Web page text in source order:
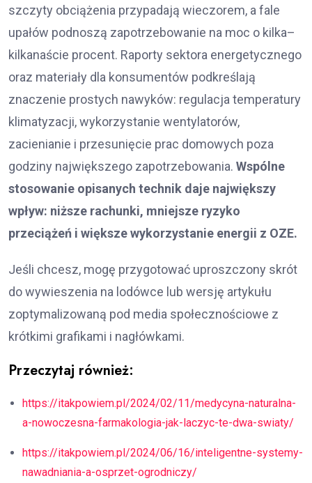
szczyty obciążenia przypadają wieczorem, a fale
upałów podnoszą zapotrzebowanie na moc o kilka–
kilkanaście procent. Raporty sektora energetycznego
oraz materiały dla konsumentów podkreślają
znaczenie prostych nawyków: regulacja temperatury
klimatyzacji, wykorzystanie wentylatorów,
zacienianie i przesunięcie prac domowych poza
godziny największego zapotrzebowania. Wspólne
stosowanie opisanych technik daje największy
wpływ: niższe rachunki, mniejsze ryzyko
przeciążeń i większe wykorzystanie energii z OZE.
Jeśli chcesz, mogę przygotować uproszczony skrót
do wywieszenia na lodówce lub wersję artykułu
zoptymalizowaną pod media społecznościowe z
krótkimi grafikami i nagłówkami.
Przeczytaj również:
https://itakpowiem.pl/2024/02/11/medycyna-naturalna-
a-nowoczesna-farmakologia-jak-laczyc-te-dwa-swiaty/
https://itakpowiem.pl/2024/06/16/inteligentne-systemy-
nawadniania-a-osprzet-ogrodniczy/